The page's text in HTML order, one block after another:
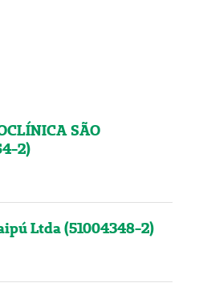
SÃO
2)
Ltda (51004348-2)